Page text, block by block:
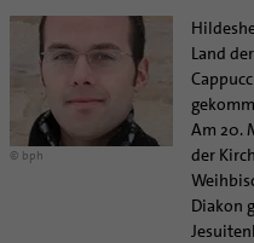
© bph
Land
Am 20.
der
Diakon